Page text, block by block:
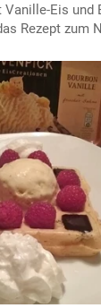
Eis und
Rezept zum